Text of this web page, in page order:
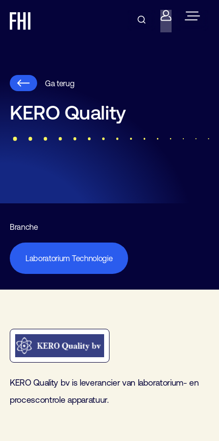
Ga terug
KERO Quality
Branche
Laboratorium Technologie
KERO Quality bv is leverancier van laboratorium- en
procescontrole apparatuur.